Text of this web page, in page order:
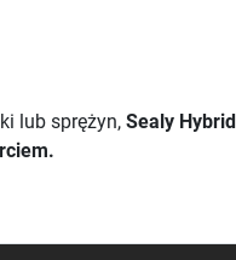
lub sprężyn, Sealy Hybrid